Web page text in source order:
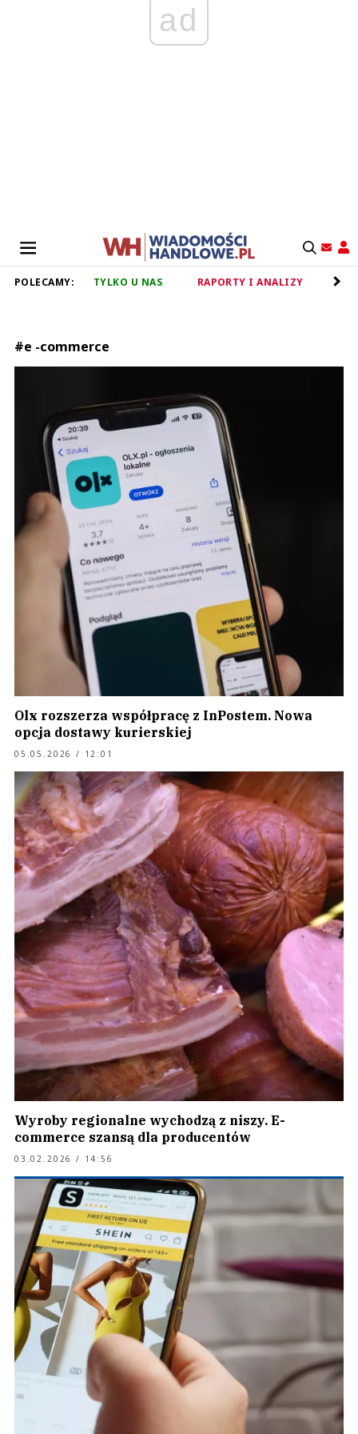
ad
POLECAMY: TYLKO U NAS RAPORTY I ANALIZY
#e -commerce
Olx rozszerza współpracę z InPostem. Nowa
opcja dostawy kurierskiej
05.05.2026 / 12:01
Wyroby regionalne wychodzą z niszy. E-
commerce szansą dla producentów
03.02.2026 / 14:56